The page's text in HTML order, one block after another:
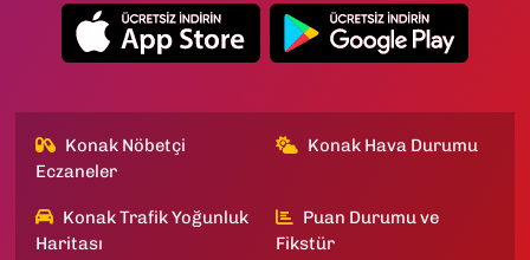
Konak Nöbetçi
Eczaneler
Konak Hava Durumu
Konak Trafik Yoğunluk
Haritası
Puan Durumu ve
Fikstür